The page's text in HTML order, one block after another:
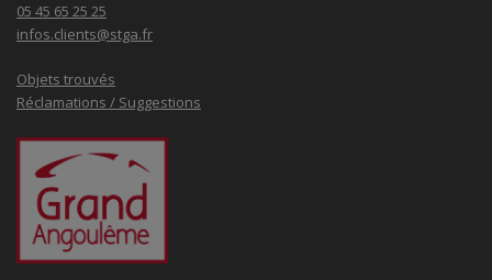
05 45 65 25 25
infos.clients@stga.fr
Objets trouvés
Réclamations / Suggestions